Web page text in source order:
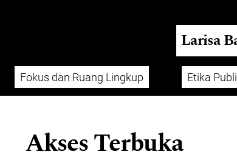
Larisa
Fokus dan Ruang Lingkup Etika
Akses Terbuka